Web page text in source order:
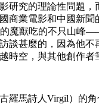
究的理論性問題
業電影和中國新
魔獸吃的不只山
談甚麼的，因為
空，與其他創作
羅馬詩人Virgil）的